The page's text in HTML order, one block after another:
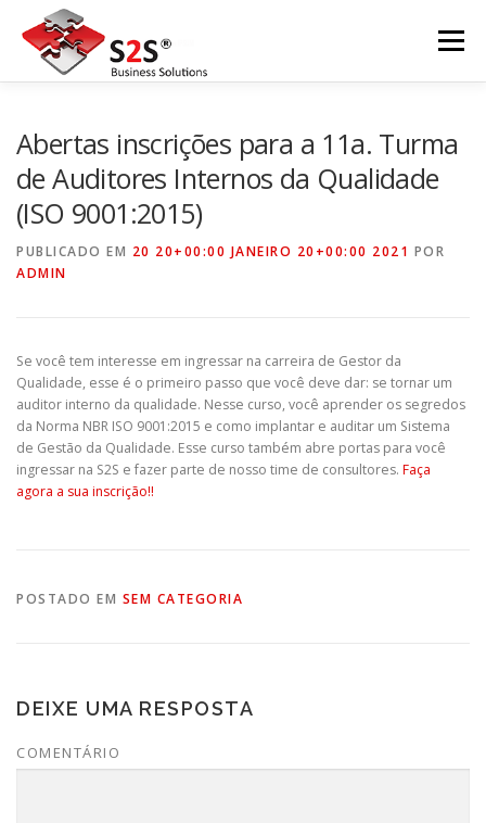
para
conteúdo
Menu
NOSSOS SERVIÇOS
Abertas inscrições para a 11a. Turma
de Auditores Internos da Qualidade
(ISO 9001:2015)
PUBLICADO EM 20 20+00:00 JANEIRO 20+00:00 2021 POR
ADMIN
Se você tem interesse em ingressar na carreira de Gestor da
Qualidade, esse é o primeiro passo que você deve dar: se tornar um
auditor interno da qualidade. Nesse curso, você aprender os segredos
da Norma NBR ISO 9001:2015 e como implantar e auditar um Sistema
de Gestão da Qualidade. Esse curso também abre portas para você
ingressar na S2S e fazer parte de nosso time de consultores. Faça
agora a sua inscrição!!
POSTADO EM SEM CATEGORIA
DEIXE UMA RESPOSTA
COMENTÁRIO